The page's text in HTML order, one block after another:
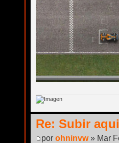
Re: Subir
por ohninvw» Mar